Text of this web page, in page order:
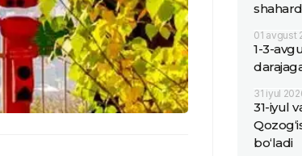
01 avgust
1-3-
31 iyul
31-iyul
bo‘ladi